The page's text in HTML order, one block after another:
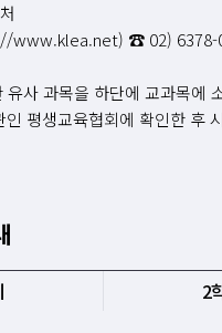
www.klea.net) ☎ 02) 6378-
사 과목을 하단에 교과목에
평생교육협회에 확인한 후
2